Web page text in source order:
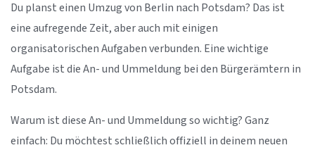
Du planst einen Umzug von Berlin nach Potsdam? Das ist
eine aufregende Zeit, aber auch mit einigen
organisatorischen Aufgaben verbunden. Eine wichtige
Aufgabe ist die An- und Ummeldung bei den Bürgerämtern in
Potsdam.
Warum ist diese An- und Ummeldung so wichtig? Ganz
einfach: Du möchtest schließlich offiziell in deinem neuen